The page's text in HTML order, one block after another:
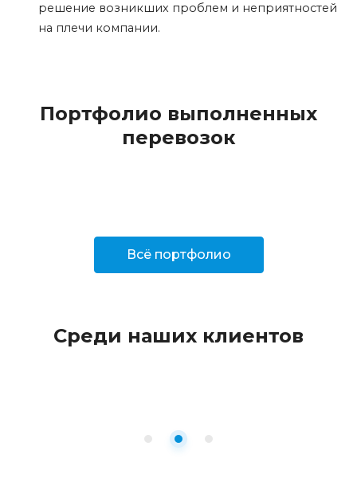
решение возникших проблем и неприятностей
на плечи компании.
Портфолио выполненных
перевозок
Всё портфолио
Среди наших клиентов